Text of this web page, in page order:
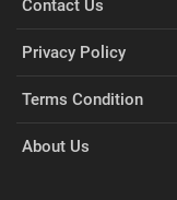
Contact Us
Privacy Policy
Terms Condition
About Us